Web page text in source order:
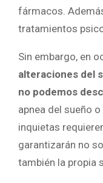
fármacos.
tratamientos
Sin embargo, en
alteraciones del
no podemos
apnea del sueño
inquietas
garantizarán no
también la propia